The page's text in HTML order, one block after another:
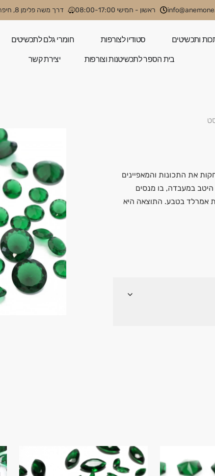
ראשון - חמישי 08:00-17:00 דרך משה פלימן 8, חיפה (קניון קסטרא)
ותכשיטים סטודיו לצורפות חומרי גלם לתכשיטים
בית הספר לתכשיטנות וצורפות יצירת קשר
את התכונות והמאפיינים
במעבדה, בו מנסים
אמרלד בטבע. התוצאה היא